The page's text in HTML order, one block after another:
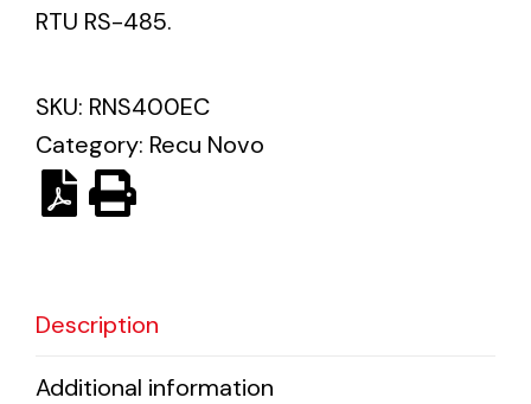
RTU RS-485.
SKU: RNS400EC
Category: Recu Novo
Description
Additional information